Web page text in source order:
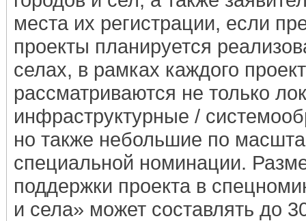
места их регистрации, если
проекты планируется
селах, в рамках каждого
рассматриваются не только
инфраструктурные /
но также небольшие по
специальной номинации.
поддержки проекта в
и села» может составлять до